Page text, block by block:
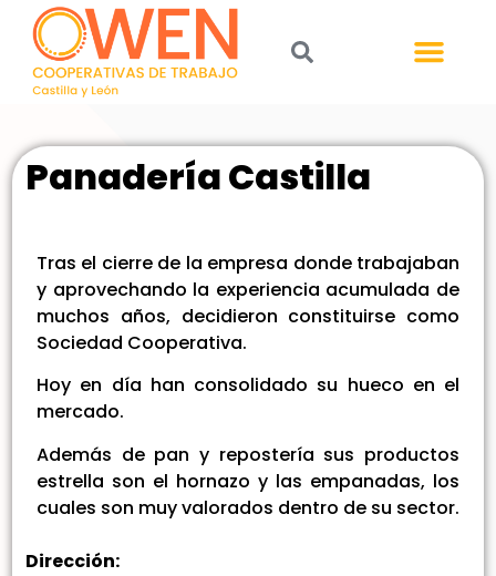
Panadería Castilla
Tras el cierre de la empresa donde trabajaban
y aprovechando la experiencia acumulada de
muchos años, decidieron constituirse como
Sociedad Cooperativa.
Hoy en día han consolidado su hueco en el
mercado.
Además de pan y repostería sus productos
estrella son el hornazo y las empanadas, los
cuales son muy valorados dentro de su sector.
Dirección: